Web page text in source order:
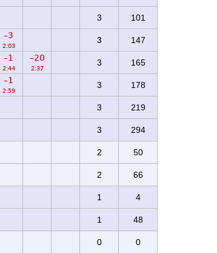
3 101
–3
2:03
3 147
–1
2:44
–20
2:37
3 165
–1
2:59
3 178
3 219
3 294
2 50
2 66
1 4
1 48
0 0